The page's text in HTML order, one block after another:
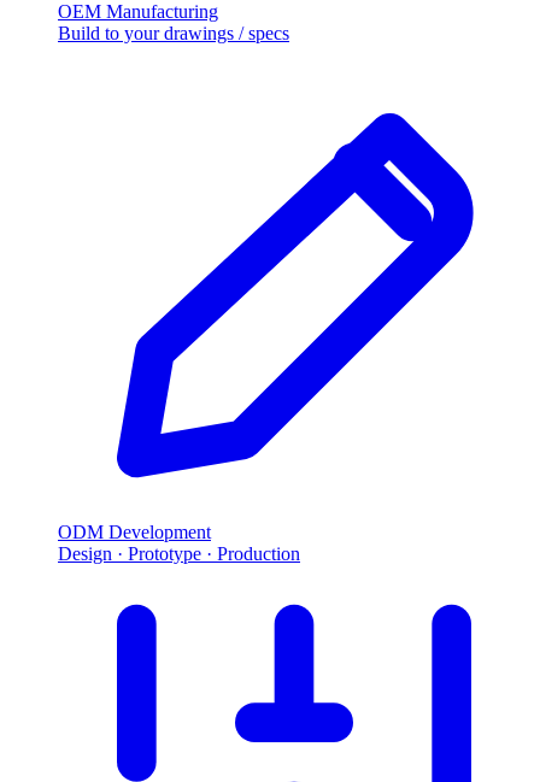
OEM Manufacturing
Build to your drawings /specs
ODM Development
Design · Prototype · Production